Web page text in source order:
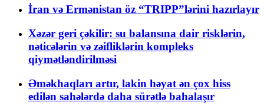
İran və Ermənistan öz “TRIPP”lərini hazırlayır
Xəzər geri çəkilir: su balansına dair risklərin,
nəticələrin və zəifliklərin kompleks
qiymətləndirilməsi
Əməkhaqları artır, lakin həyat ən çox hiss
edilən sahələrdə daha sürətlə bahalaşır